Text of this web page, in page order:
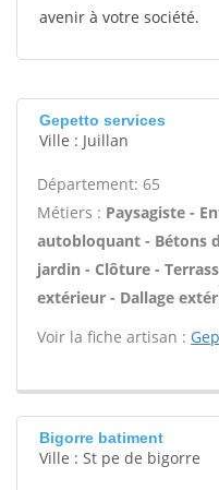
avenir à votre société.
Gepetto services
Ville : Juillan
Département: 65
Métiers : Paysagiste -
autobloquant - Bétons
jardin - Clôture -
extérieur - Dallage
Voir la fiche artisan :
Bigorre batiment
Ville : St pe de bigorre